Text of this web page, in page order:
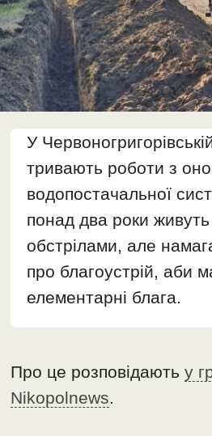
У
тривають роботи з
водопостачальної
понад два роки живуть
обстрілами, але
про благоустрій, аби
елементарні блага.
Про це розповідаютьу
Nikopolnews.